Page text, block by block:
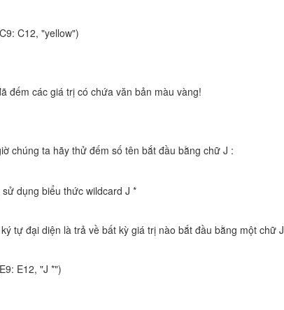
C12, "yellow")
đếm các giá trị có chứa văn bản màu vàng!
chúng ta hãy thử đếm số tên bắt đầu bằng chữ J :
dụng biểu thức wildcard J *
tự đại diện là trả về bất kỳ giá trị nào bắt đầu bằng một chữ J
E12, "J *")